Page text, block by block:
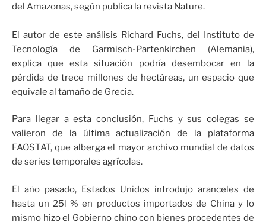
del Amazonas, según publica la revista Nature.
El autor de este análisis Richard Fuchs, del Instituto de
Tecnología de Garmisch-Partenkirchen (Alemania),
explica que esta situación podría desembocar en la
pérdida de trece millones de hectáreas, un espacio que
equivale al tamaño de Grecia.
Para llegar a esta conclusión, Fuchs y sus colegas se
valieron de la última actualización de la plataforma
FAOSTAT, que alberga el mayor archivo mundial de datos
de series temporales agrícolas.
El año pasado, Estados Unidos introdujo aranceles de
hasta un 25l % en productos importados de China y lo
mismo hizo el Gobierno chino con bienes procedentes de